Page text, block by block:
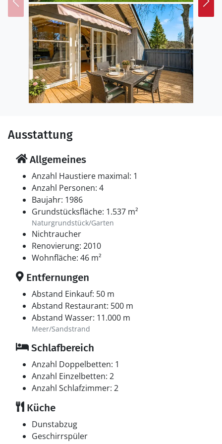
Zu den beliebten Ausflugszielen zählen der Leuchtturm
Blåvand, das Museum Tirpitz sowie die charmanten
Seebäder Vejers Strand und Henne Strand.
Ausstattung
Allgemeines
Anzahl Haustiere maximal: 1
Anzahl Personen: 4
Baujahr: 1986
Grundstücksfläche: 1.537 m²
Naturgrundstück/Garten
Nichtraucher
Renovierung: 2010
Wohnfläche: 46 m²
Entfernungen
Abstand Einkauf: 50 m
Abstand Restaurant: 500 m
Abstand Wasser: 11.000 m
Meer/Sandstrand
Schlafbereich
Anzahl Doppelbetten: 1
Anzahl Einzelbetten: 2
Anzahl Schlafzimmer: 2
Küche
Dunstabzug
Geschirrspüler